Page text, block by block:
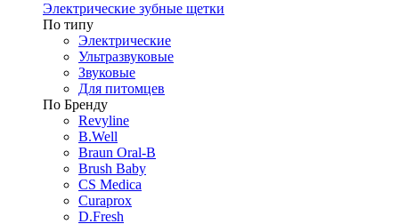
Электрические зубные щетки
По типу
Электрические
Ультразвуковые
Звуковые
Для питомцев
По Бренду
Revyline
B.Well
Braun Oral-B
Brush Baby
CS Medica
Curaprox
D.Fresh